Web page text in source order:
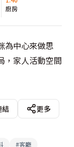
廚房
為中心來做思
，家人活動空間
結
更多
#客廳